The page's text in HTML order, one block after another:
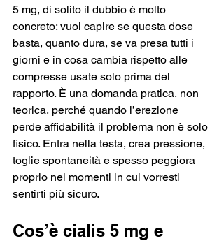
5 mg, di solito il dubbio è molto
concreto: vuoi capire se questa dose
basta, quanto dura, se va presa tutti i
giorni e in cosa cambia rispetto alle
compresse usate solo prima del
rapporto. È una domanda pratica, non
teorica, perché quando l’erezione
perde affidabilità il problema non è solo
fisico. Entra nella testa, crea pressione,
toglie spontaneità e spesso peggiora
proprio nei momenti in cui vorresti
sentirti più sicuro.
Cos’è cialis 5 mg e